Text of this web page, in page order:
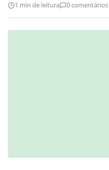
1 min de leitura
0 comentários